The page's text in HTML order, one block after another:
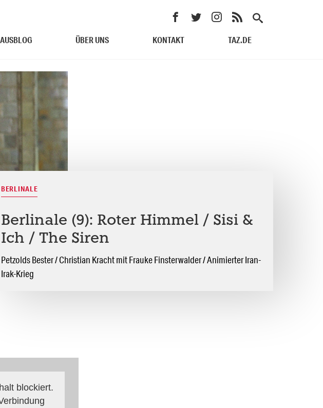
ÜBER UNS KONTAKT TAZ.DE
BERLINALE
Berlinale (9): Roter Himmel / Sisi &
Ich / The Siren
Petzolds Bester / Christian Kracht mit Frauke Finsterwalder / Animierter Iran-
Irak-Krieg
blockiert.